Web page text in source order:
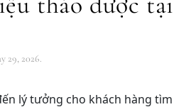
29, 2026.
lý tưởng cho khách hàng tìm